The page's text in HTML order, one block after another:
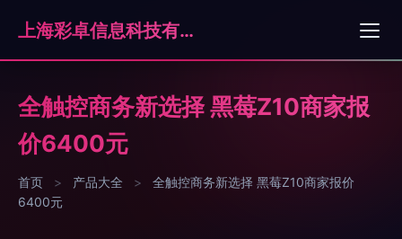
上海彩卓信息科技有限公司
全触控商务新选择 黑莓Z10商家报
价6400元
首页 > 产品大全 >
全触控商务新选择 黑莓Z10商家报价
6400元